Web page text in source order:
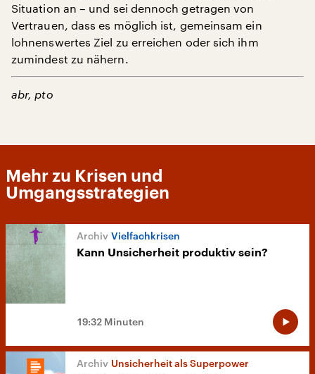
Situation an – und sei dennoch getragen von
Vertrauen, dass es möglich ist, gemeinsam ein
lohnenswertes Ziel zu erreichen oder sich ihm
zumindest zu nähern.
abr, pto
Mehr zu Krisen und
Umgangsstrategien
Vielfachkrisen
Kann Unsicherheit produktiv sein?
19:32 Minuten
Unsicherheit als Superpower